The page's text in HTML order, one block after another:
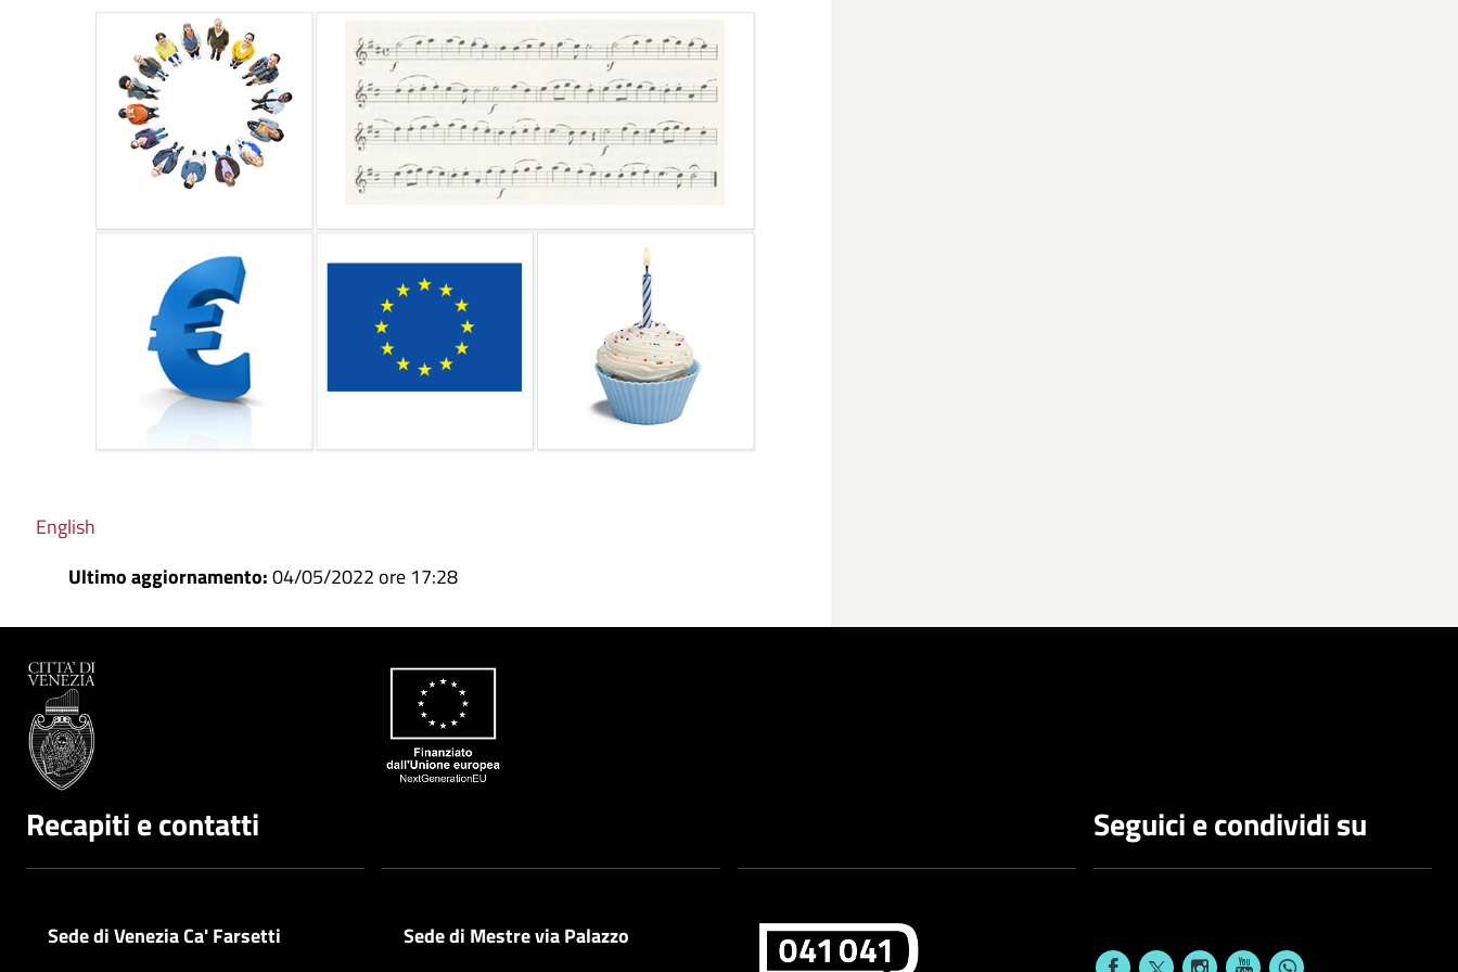
English
Ultimo aggiornamento:04/05/2022 ore 17:28
Recapiti e contatti
Sede di Venezia Ca' Farsetti Sede di Mestre via Palazzo
Seguici e condividi su